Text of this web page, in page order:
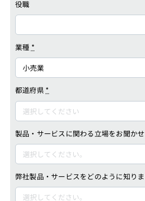
業種*
都道府県*
製品・サービスに関わる立場をお聞か
弊社製品・サービスをどのように知り
Eメールアドレス*